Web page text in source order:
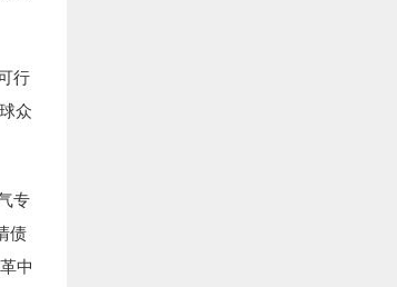
行
众
专
债
中